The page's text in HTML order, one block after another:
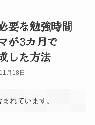
要な勉強時間
が3カ月で
した方法
月18日
れています。